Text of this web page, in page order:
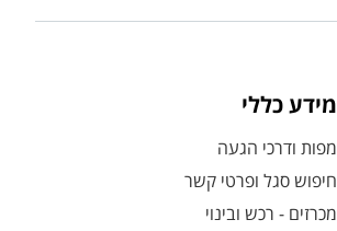
מידע כללי
מפות ודרכי הגעה
חיפוש סגל ופרטי קשר
מכרזים - רכש ובינוי